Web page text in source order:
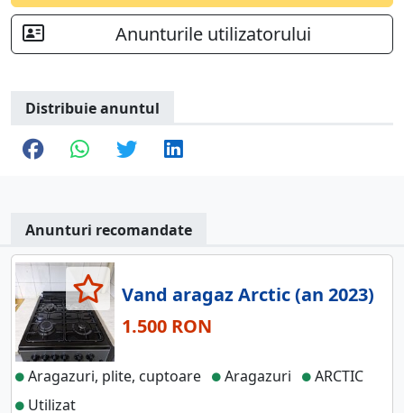
Anunturile utilizatorului
Distribuie anuntul
Anunturi recomandate
Vand aragaz Arctic (an 2023)
1.500 RON
Aragazuri, plite, cuptoare Aragazuri
ARCTIC
Utilizat